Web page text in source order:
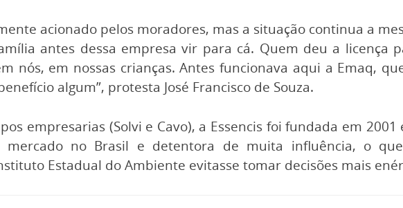
acionado pelos moradores, mas a situação continua a
antes dessa empresa vir para cá. Quem deu a licença
nós, em nossas crianças. Antes funcionava aqui a Emaq,
algum”, protesta José Francisco de Souza.
empresarias (Solvi e Cavo), a Essencis foi fundada em
no Brasil e detentora de muita influência, o
Estadual do Ambiente evitasse tomar decisões mais